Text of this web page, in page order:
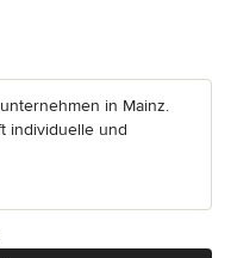
5 Sternen
in Mainz.
individuelle und